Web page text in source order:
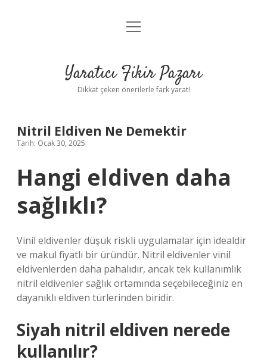
Anasayfa
Yasal Uyarı
menüyü
Yaratıcı Fikir Pazarı
Dikkat çeken önerilerle fark yarat!
Nitril Eldiven Ne Demektir
Tarih: Ocak 30, 2025
Hangi eldiven daha
sağlıklı?
Vinil eldivenler düşük riskli uygulamalar için idealdir
ve makul fiyatlı bir üründür. Nitril eldivenler vinil
eldivenlerden daha pahalıdır, ancak tek kullanımlık
nitril eldivenler sağlık ortamında seçebileceğiniz en
dayanıklı eldiven türlerinden biridir.
Siyah nitril eldiven nerede
kullanılır?